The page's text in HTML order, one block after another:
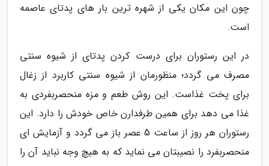
چون این مکان یکی از شهره ترین بار های پدتای عاصمه
است.
در این رستوران برای درست کردن پدتای از شیوه سنتی
مصرف می گردد؛ منظورمان از شیوه سنتی کاربرد از زغال
برای پخت غذاست. این روش طعم و مزه منحصربفردی به
غذا می دهد برای همین طرفدارن خاص خودش را دارد. این
رستوران هر روز از ساعت 5 عصر باز می گردد و آزمایش ای
منحصربفرد را نصیبتان می نماید که به هیچ وجه نباید آن را